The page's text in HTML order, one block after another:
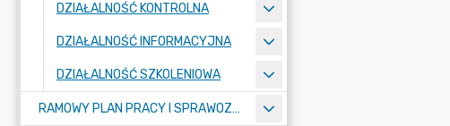
DZIAŁALNOŚĆ KONTROLNA
DZIAŁALNOŚĆ INFORMACYJNA
DZIAŁALNOŚĆ SZKOLENIOWA
RAMOWY PLAN PRACY I SPRAWOZDANIA Z DZIAŁALNOŚCI IZBY